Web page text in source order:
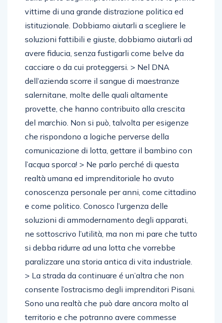
vittime di una grande distrazione politica ed
istituzionale. Dobbiamo aiutarli a scegliere le
soluzioni fattibili e giuste, dobbiamo aiutarli ad
avere fiducia, senza fustigarli come belve da
cacciare o da cui proteggersi. > Nel DNA
dell’azienda scorre il sangue di maestranze
salernitane, molte delle quali altamente
provette, che hanno contribuito alla crescita
del marchio. Non si può, talvolta per esigenze
che rispondono a logiche perverse della
comunicazione di lotta, gettare il bambino con
l’acqua sporca! > Ne parlo perché di questa
realtà umana ed imprenditoriale ho avuto
conoscenza personale per anni, come cittadino
e come politico. Conosco l’urgenza delle
soluzioni di ammodernamento degli apparati,
ne sottoscrivo l’utilità, ma non mi pare che tutto
si debba ridurre ad una lotta che vorrebbe
paralizzare una storia antica di vita industriale.
> La strada da continuare é un’altra che non
consente l’ostracismo degli imprenditori Pisani.
Sono una realtà che può dare ancora molto al
territorio e che potranno avere commesse